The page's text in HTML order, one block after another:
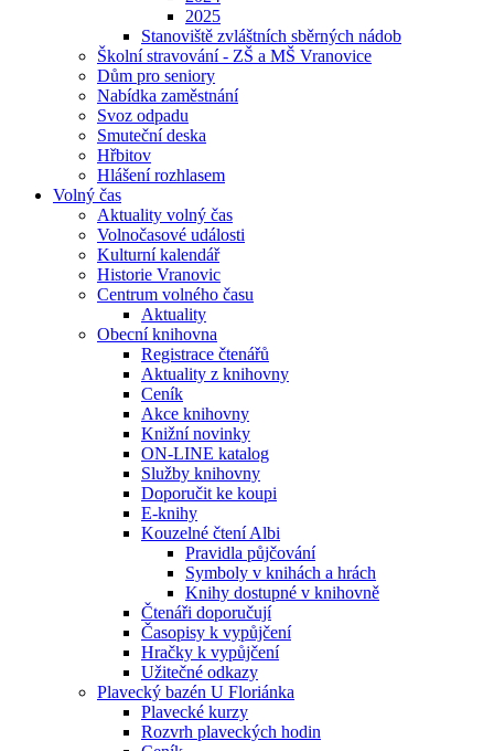
2025
Stanoviště zvláštních sběrných nádob
Školní stravování - ZŠ a MŠ Vranovice
Dům pro seniory
Nabídka zaměstnání
Svoz odpadu
Smuteční deska
Hřbitov
Hlášení rozhlasem
Volný čas
Aktuality volný čas
Volnočasové události
Kulturní kalendář
Historie Vranovic
Centrum volného času
Aktuality
Obecní knihovna
Registrace čtenářů
Aktuality z knihovny
Ceník
Akce knihovny
Knižní novinky
ON-LINE katalog
Služby knihovny
Doporučit ke koupi
E-knihy
Kouzelné čtení Albi
Pravidla půjčování
Symboly v knihách a hrách
Knihy dostupné v knihovně
Čtenáři doporučují
Časopisy k vypůjčení
Hračky k vypůjčení
Užitečné odkazy
Plavecký bazén U Floriánka
Plavecké kurzy
Rozvrh plaveckých hodin